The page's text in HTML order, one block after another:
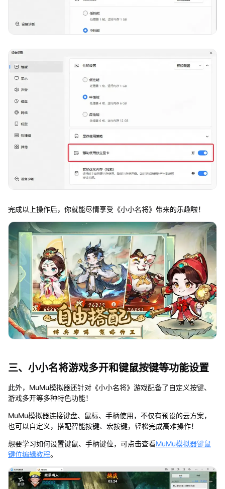
完成以上操作后，你就能尽情享受《小小名将》带来的乐趣啦！
三、小小名将游戏多开和键鼠按键等功能设置
此外，MuMu模拟器还针对《小小名将》游戏配备了自定义按键、
游戏多开等多种特色功能！
MuMu模拟器连接键盘、鼠标、手柄使用，不仅有预设的云方案，
也可以自定义，搭配智能按键、宏按键，轻松完成高难操作！
想要学习如何设置键鼠、手柄键位，可点击查看MuMu模拟器键鼠
键位编辑教程。